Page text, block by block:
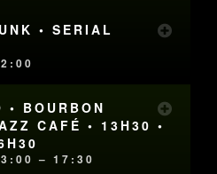
• SERIAL
• BOURBON
CAFÉ • 13H30 •
– 17:30